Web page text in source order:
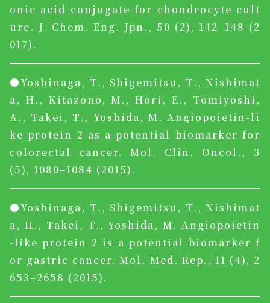
onic acid conjugate for chondrocyte cult
ure. J. Chem. Eng. Jpn., 50 (2), 142–148 (2
017).
●Yoshinaga, T., Shigemitsu, T., Nishimat
a, H., Kitazono, M., Hori, E., Tomiyoshi,
A., Takei, T., Yoshida, M. Angiopoietin-li
ke protein 2 as a potential biomarker for
colorectal cancer. Mol. Clin. Oncol., 3
(5), 1080–1084 (2015).
●Yoshinaga, T., Shigemitsu, T., Nishimat
a, H., Takei, T., Yoshida, M. Angiopoietin
-like protein 2 is a potential biomarker f
or gastric cancer. Mol. Med. Rep., 11 (4), 2
653–2658 (2015).